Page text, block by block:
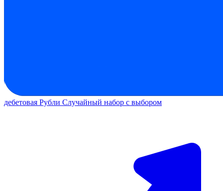
дебетовая Рубли Случайный набор с выбором